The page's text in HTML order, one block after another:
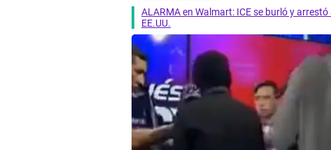
ALARMA en Walmart: ICE se burló y
EE.UU.